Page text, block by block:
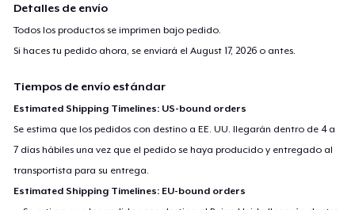
Detalles de envío
Todos los productos se imprimen bajo pedido.
Si haces tu pedido ahora, se enviará elAugust 17, 2026 o antes.
Tiempos de envío estándar
Estimated Shipping Timelines: US-bound orders
Se estima que los pedidos con destino a EE. UU. llegarán dentro de 4 a
7 días hábiles una vez que el pedido se haya producido y entregado al
transportista para su entrega.
Estimated Shipping Timelines: EU-bound orders